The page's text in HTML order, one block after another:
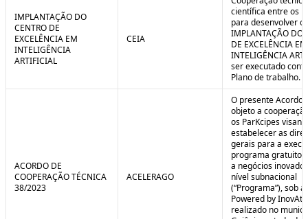
IMPLANTAÇÃO DO
CENTRO DE
EXCELÊNCIA EM
INTELIGÊNCIA
ARTIFICIAL
CEIA
científica entre os
para desenvolver o
IMPLANTAÇÃO DO
DE EXCELÊNCIA EM
INTELIGÊNCIA
ser executado
Plano de trabalho.
ACORDO DE
COOPERAÇÃO TÉCNICA
38/2023
ACELERAGO
O presente Acordo
objeto a
os ParKcipes
estabelecer as
gerais para a
programa gratuito
a negócios
nível subnacional
(“Programa”), sob
Powered by
realizado no